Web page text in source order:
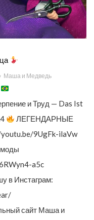
Маша и Медведь
и Труд — Das Ist
ЛЕГЕНДАРНЫЕ
9UgFk-ilaVw
моды
a5c
в Инстаграм:
сайт Маша и